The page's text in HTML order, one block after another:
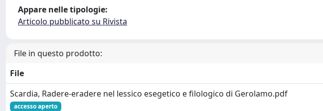
Appare nelle tipologie:
Articolo pubblicato su Rivista
File in questo prodotto:
File
Scardia, Radere-eradere nel lessico esegetico e filologico di Gerolamo.pdf
accesso aperto